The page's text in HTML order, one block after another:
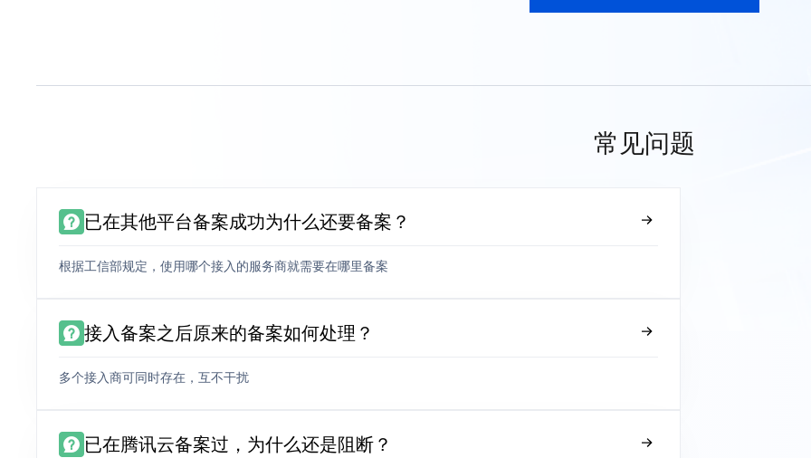
常见问题
已在其他平台备案成功为什么还要备案？
根据工信部规定，使用哪个接入的服务商就需要在哪里备案
接入备案之后原来的备案如何处理？
多个接入商可同时存在，互不干扰
已在腾讯云备案过，为什么还是阻断？